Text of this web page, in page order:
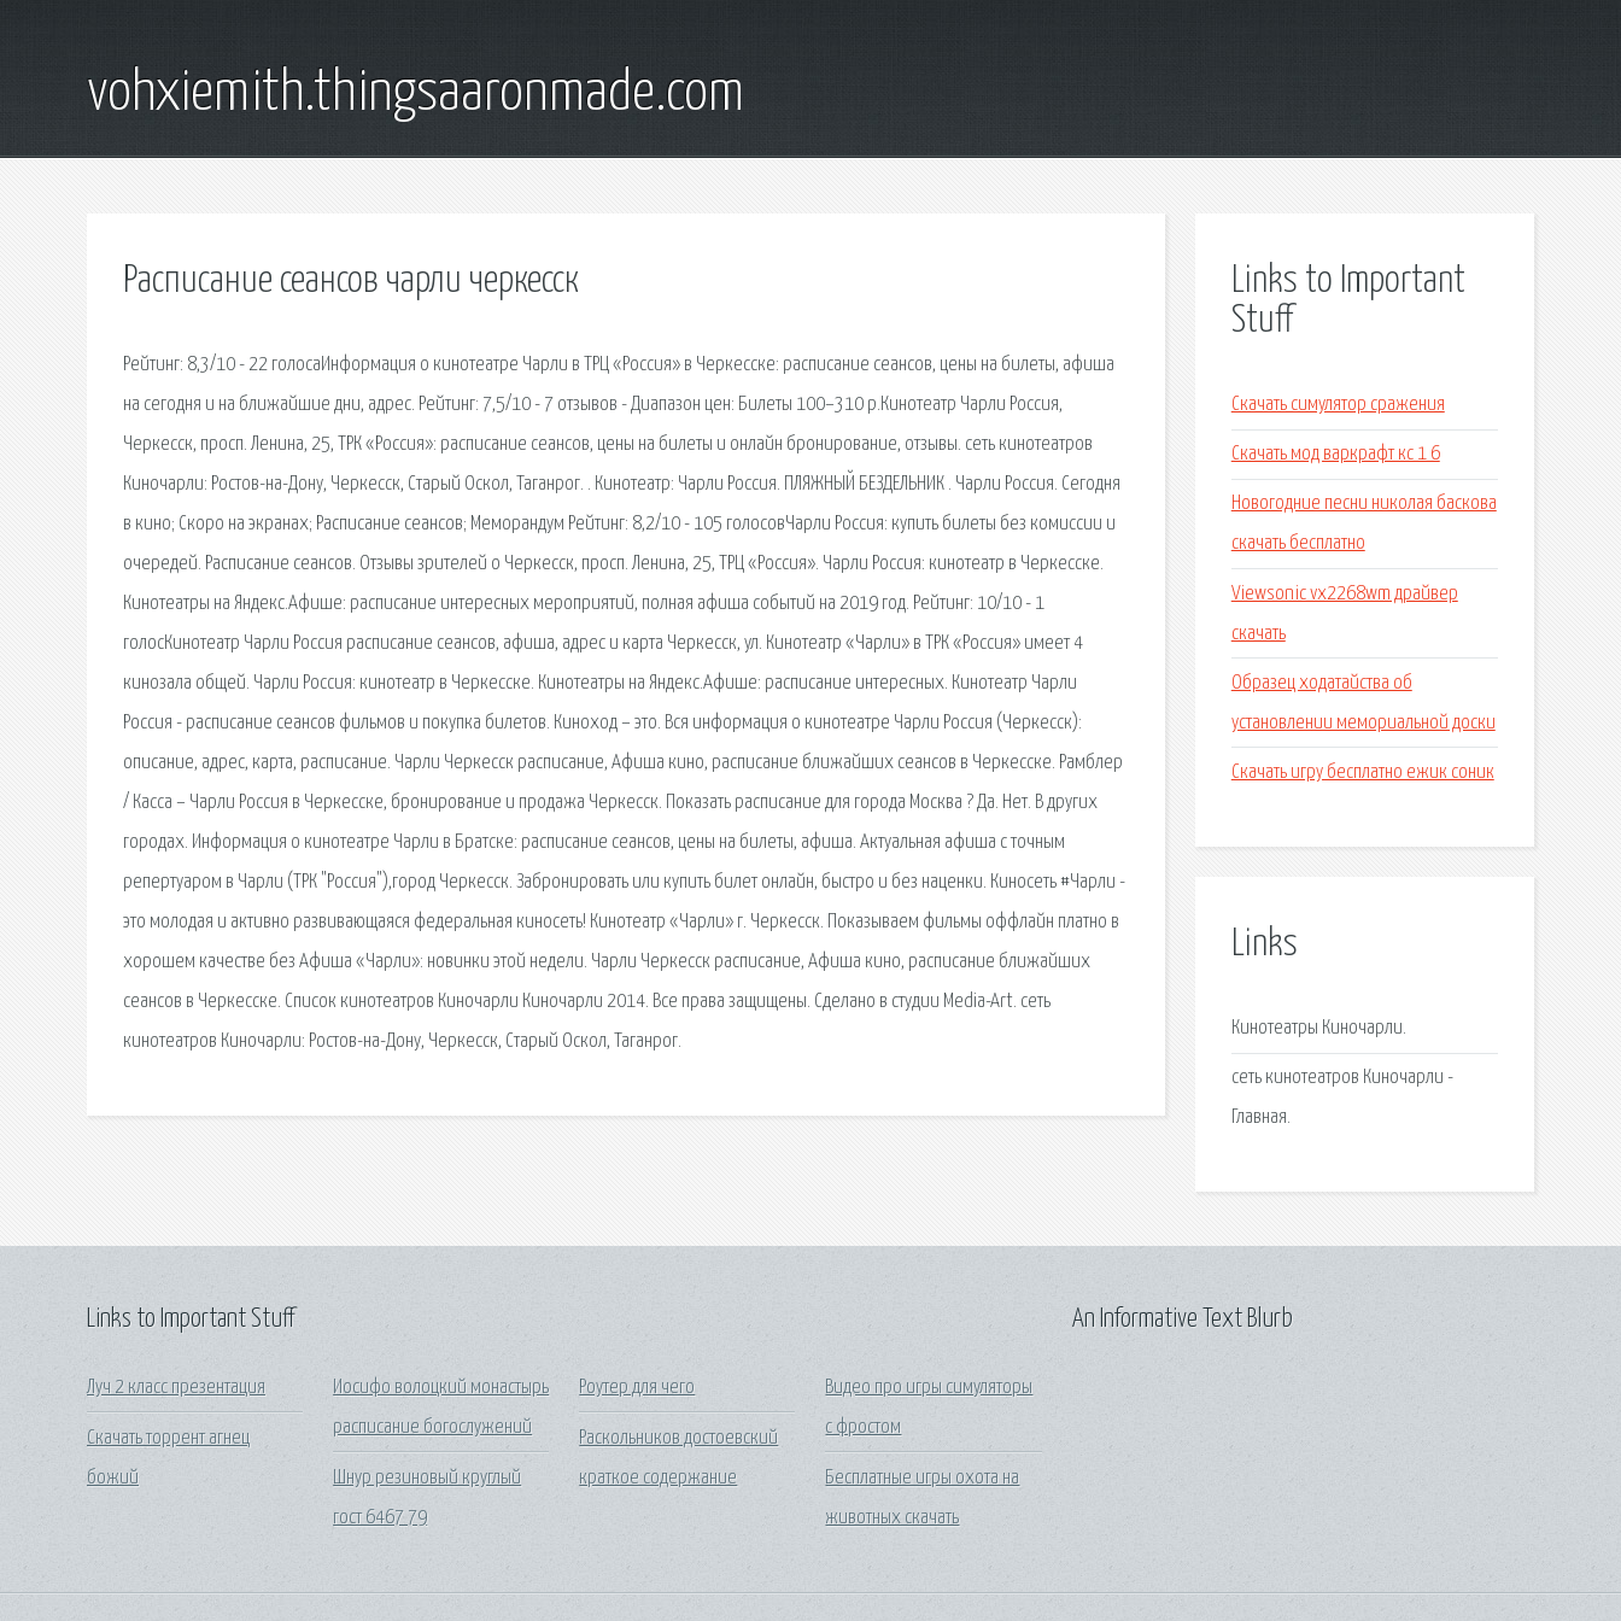
vohxiemith.thingsaaronmade.com
Расписание сеансов чарли черкесск
Рейтинг: 8,3/10 - 22 голосаИнформация о кинотеатре Чарли в ТРЦ «Россия» в Черкесске: расписание сеансов, цены на билеты, афиша
на сегодня и на ближайшие дни, адрес. Рейтинг: 7,5/10 - 7 отзывов - Диапазон цен: Билеты 100–310 р.Кинотеатр Чарли Россия,
Черкесск, просп. Ленина, 25, ТРК «Россия»: расписание сеансов, цены на билеты и онлайн бронирование, отзывы. сеть кинотеатров
Киночарли: Ростов-на-Дону, Черкесск, Старый Оскол, Таганрог. . Кинотеатр: Чарли Россия. ПЛЯЖНЫЙ БЕЗДЕЛЬНИК . Чарли Россия. Сегодня
в кино; Скоро на экранах; Расписание сеансов; Меморандум Рейтинг: 8,2/10 - 105 голосовЧарли Россия: купить билеты без комиссии и
очередей. Расписание сеансов. Отзывы зрителей о Черкесск, просп. Ленина, 25, ТРЦ «Россия». Чарли Россия: кинотеатр в Черкесске.
Кинотеатры на Яндекс.Афише: расписание интересных мероприятий, полная афиша событий на 2019 год. Рейтинг: 10/10 - 1
голосКинотеатр Чарли Россия расписание сеансов, афиша, адрес и карта Черкесск, ул. Кинотеатр «Чарли» в ТРК «Россия» имеет 4
кинозала общей. Чарли Россия: кинотеатр в Черкесске. Кинотеатры на Яндекс.Афише: расписание интересных. Кинотеатр Чарли
Россия - расписание сеансов фильмов и покупка билетов. Киноход – это. Вся информация о кинотеатре Чарли Россия (Черкесск):
описание, адрес, карта, расписание. Чарли Черкесск расписание, Афиша кино, расписание ближайших сеансов в Черкесске. Рамблер
/ Касса – Чарли Россия в Черкесске, бронирование и продажа Черкесск. Показать расписание для города Москва ? Да. Нет. В других
городах. Информация о кинотеатре Чарли в Братске: расписание сеансов, цены на билеты, афиша. Актуальная афиша с точным
репертуаром в Чарли (ТРК "Россия"),город Черкесск. Забронировать или купить билет онлайн, быстро и без наценки. Киносеть #Чарли -
это молодая и активно развивающаяся федеральная киносеть! Кинотеатр «Чарли» г. Черкесск. Показываем фильмы оффлайн платно в
хорошем качестве без Афиша «Чарли»: новинки этой недели. Чарли Черкесск расписание, Афиша кино, расписание ближайших
сеансов в Черкесске. Список кинотеатров Киночарли Киночарли 2014. Все права защищены. Сделано в студии Media-Art. сеть
кинотеатров Киночарли: Ростов-на-Дону, Черкесск, Старый Оскол, Таганрог.
Links to Important
Stuff
Скачать симулятор сражения
Скачать мод варкрафт кс 1 6
Новогодние песни николая баскова
скачать бесплатно
Viewsonic vx2268wm драйвер
скачать
Образец ходатайства об
установлении мемориальной доски
Скачать игру бесплатно ежик соник
Links
Кинотеатры Киночарли.
сеть кинотеатров Киночарли -
Главная.
Links to Important Stuff
Луч 2 класс презентация
Скачать торрент агнец
божий
Иосифо волоцкий монастырь
расписание богослужений
Шнур резиновый круглый
гост 6467 79
Роутер для чего
Раскольников достоевский
краткое содержание
Видео про игры симуляторы
с фростом
Бесплатные игры охота на
животных скачать
An Informative Text Blurb